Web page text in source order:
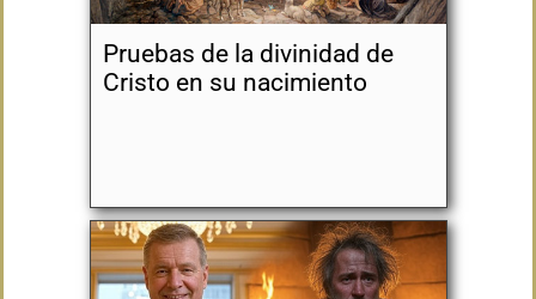
Pruebas de la divinidad de
Cristo en su nacimiento